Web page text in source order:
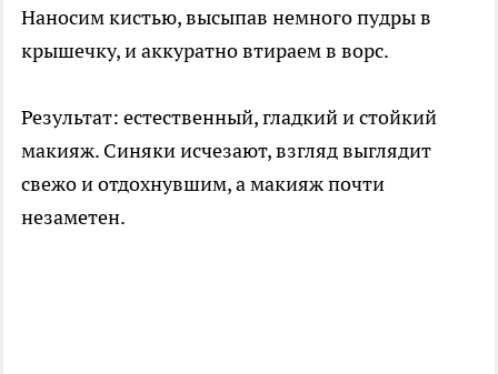
Наносим кистью, высыпав немного пудры в
крышечку, и аккуратно втираем в ворс.
Результат: естественный, гладкий и стойкий
макияж. Синяки исчезают, взгляд выглядит
свежо и отдохнувшим, а макияж почти
незаметен.